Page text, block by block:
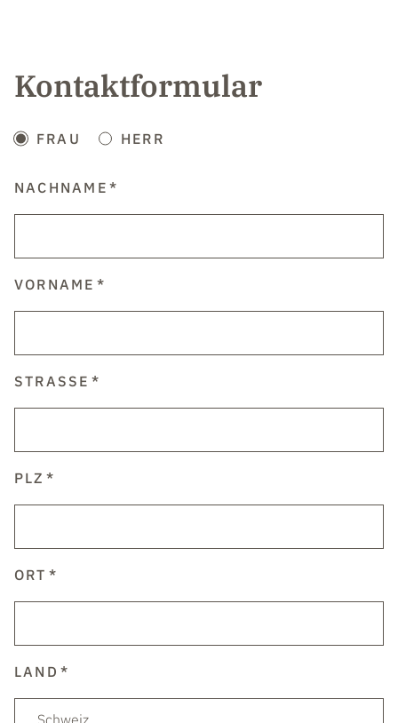
Kontaktformular
FRAU HERR
NACHNAME
VORNAME
STRASSE
PLZ
ORT
LAND